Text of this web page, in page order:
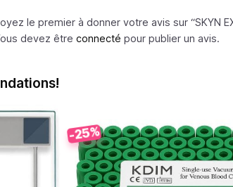
le premier à donner votre avis sur “SKYN
devez être connecté pour publier un avis.
-25%